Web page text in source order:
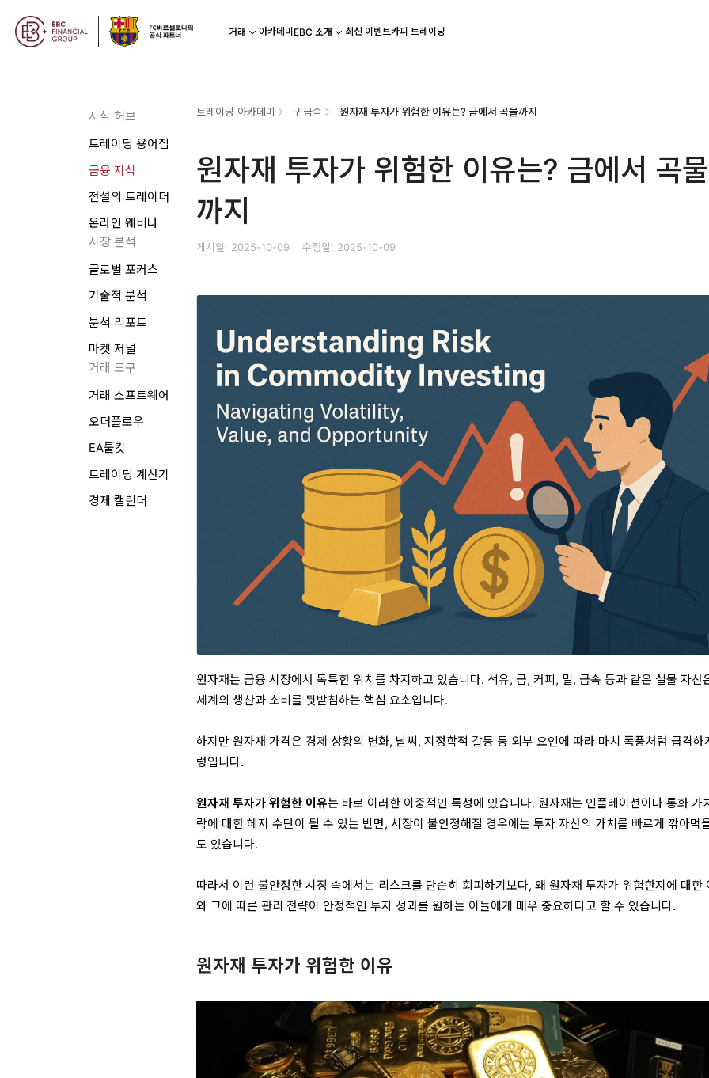
거래 아카데미 EBC 소개 최신 이벤트카피 트레이딩
지식 허브
트레이딩 용어집
금융 지식
전설의 트레이더
온라인 웨비나
시장 분석
글로벌 포커스
기술적 분석
분석 리포트
마켓 저널
거래 도구
거래 소프트웨어
오더플로우
EA툴킷
트레이딩 계산기
경제 캘린더
트레이딩 아카데미 귀금속 원자재 투자가 위험한 이유는? 금에서 곡물까지
원자재 투자가 위험한 이유는? 금에서 곡물
까지
게시일: 2025-10-09 수정일: 2025-10-09
원자재는 금융 시장에서 독특한 위치를 차지하고 있습니다. 석유, 금, 커피, 밀, 금속 등과 같은 실물 자산
세계의 생산과 소비를 뒷받침하는 핵심 요소입니다.
하지만 원자재 가격은 경제 상황의 변화, 날씨, 지정학적 갈등 등 외부 요인에 따라 마치 폭풍처럼 급격하
렁입니다.
원자재 투자가 위험한 이유는 바로 이러한 이중적인 특성에 있습니다. 원자재는 인플레이션이나 통화 가
락에 대한 헤지 수단이 될 수 있는 반면, 시장이 불안정해질 경우에는 투자 자산의 가치를 빠르게 깎아먹
도 있습니다.
따라서 이런 불안정한 시장 속에서는 리스크를 단순히 회피하기보다, 왜 원자재 투자가 위험한지에 대한
와 그에 따른 관리 전략이 안정적인 투자 성과를 원하는 이들에게 매우 중요하다고 할 수 있습니다.
원자재 투자가 위험한 이유